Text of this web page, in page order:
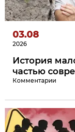
03.08
2026
История
частью
Комментарии